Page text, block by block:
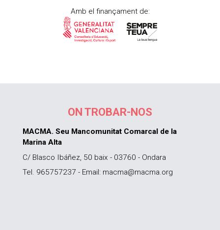
Amb el finançament de:
ON TROBAR-NOS
MACMA. Seu Mancomunitat Comarcal de la
Marina Alta
C/ Blasco Ibáñez, 50 baix - 03760 - Ondara
Tel. 965757237 - Email: macma@macma.org